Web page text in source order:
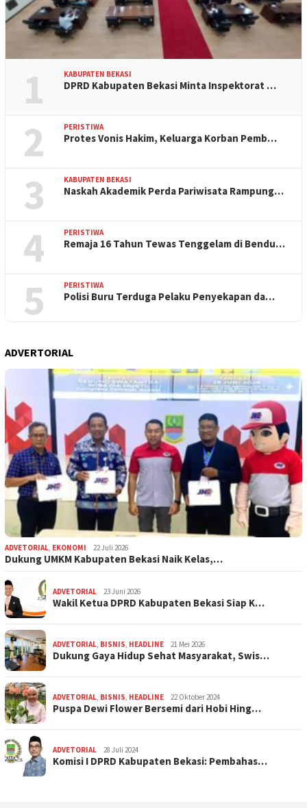
1 KABUPATEN BEKASI
DPRD Kabupaten Bekasi Minta Inspektorat …
2 PERISTIWA
Protes Vonis Hakim, Keluarga Korban Pemb…
3 KABUPATEN BEKASI
Naskah Akademik Perda Pariwisata Rampung…
4 PERISTIWA
Remaja 16 Tahun Tewas Tenggelam di Bendu…
5 PERISTIWA
Polisi Buru Terduga Pelaku Penyekapan da…
ADVERTORIAL
ADVETORIAL, EKONOMI 22 Juli 2026
Dukung UMKM Kabupaten Bekasi Naik Kelas,…
ADVETORIAL 23 Juni 2026
Wakil Ketua DPRD Kabupaten Bekasi Siap K…
ADVETORIAL, BISNIS, HEADLINE 21 Mei 2026
Dukung Gaya Hidup Sehat Masyarakat, Swis…
ADVETORIAL, BISNIS, HEADLINE 22 Oktober 2024
Puspa Dewi Flower Bersemi dari Hobi Hing…
ADVETORIAL 28 Juli 2024
Komisi I DPRD Kabupaten Bekasi: Pembahas…